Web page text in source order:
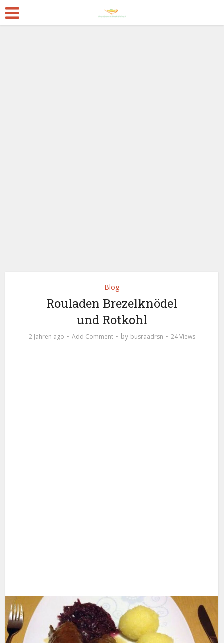
Blog
Rouladen Brezelknödel
und Rotkohl
2 Jahren ago Add Comment by busraadrsn 24 Views